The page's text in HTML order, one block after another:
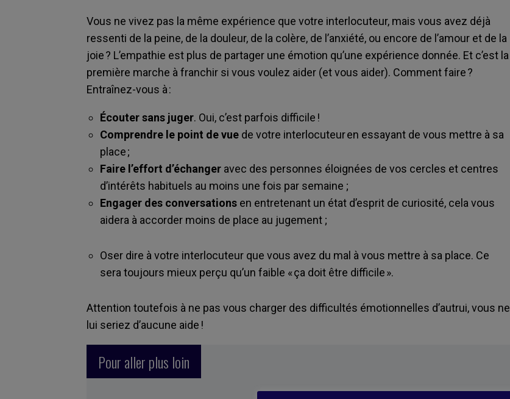
Vous ne vivez pas la même expérience que votre interlocuteur, mais vous avez déjà
ressenti de la peine, de la douleur, de la colère, de l’anxiété, ou encore de l’amour et de la
joie ? L’empathie est plus de partager une émotion qu’une expérience donnée. Et c’est la
première marche à franchir si vous voulez aider (et vous aider). Comment faire ?
Entraînez-vous à :
Écouter sans juger. Oui, c’est parfois difficile !
Comprendre le point de vuede votre interlocuteur en essayant de vous mettre à sa
place ;
Faire l’effort d’échanger avec des personnes éloignées de vos cercles et centres
d’intérêts habituels au moins une fois par semaine ;
Engager des conversationsen entretenant un état d’esprit de curiosité, cela vous
aidera à accorder moins de place au jugement ;
Oser dire à votre interlocuteur que vous avez du mal à vous mettre à sa place. Ce
sera toujours mieux perçu qu’un faible « ça doit être difficile ».
Attention toutefois à ne pas vous charger des difficultés émotionnelles d’autrui, vous ne
lui seriez d’aucune aide !
Pour aller plus loin